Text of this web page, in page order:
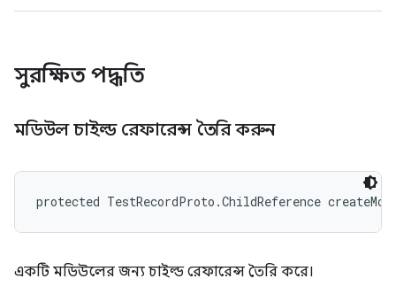
সুরক্ষিত পদ্ধতি
মডিউল চাইল্ড রেফারেন্স তৈরি করুন
protected TestRecordProto.ChildReference
একটি মডিউলের জন্য চাইল্ড রেফারেন্স তৈরি করে।